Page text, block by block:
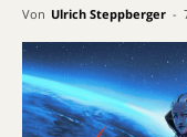
Von Ulrich Steppberger -